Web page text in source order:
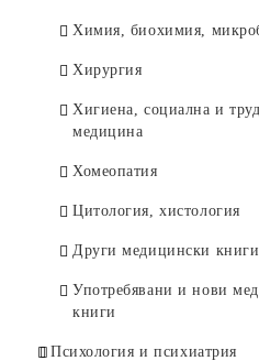
Химия, биохимия,
Хирургия
Хигиена, социална и
медицина
Хомеопатия
Цитология, хистология
Други медицински книги
Употребявани и нови
книги
Психология и психиатрия